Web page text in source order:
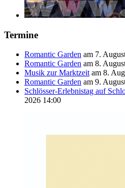
Termine
Romantic Garden am 7.
Romantic Garden am 8.
Musik zur Marktzeit am 8.
Romantic Garden am 9.
Schlösser-Erlebnistag auf
2026 14:00